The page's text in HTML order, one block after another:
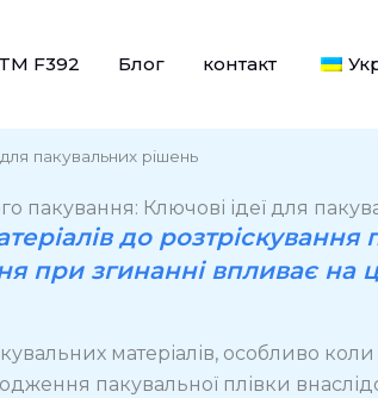
F392 Блог контакт
пакувальних рішень
пакування: Ключові ідеї для
до
при згинанні впливає на
матеріалів, особливо
пакувальної плівки